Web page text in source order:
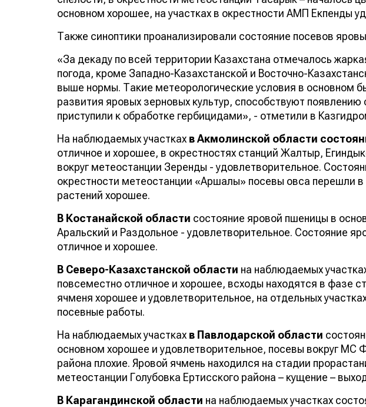
основном хорошее, на участках в окрестности АМП Екпенды
Также синоптики проанализировали состояние посевов
«За декаду по всей территории Казахстана отмечалось
погода, кроме Западно-Казахстанской и Восточно-
выше нормы. Такие метеорологические условия в основном
развития яровых зерновых культур, способствуют
приступили к обработке гербицидами», - отметили в
На наблюдаемых участках в Акмолинской области
отличное и хорошее, в окрестностях станций Жалтыр,
вокруг метеостанции Зеренды - удовлетворительное.
окрестности метеостанции «Аршалы» посевы овса перешли
растений хорошее.
В Костанайской области состояние яровой пшеницы в
Аральский и Раздольное - удовлетворительное. Состояние
отличное и хорошее.
В Северо-Казахстанской области на наблюдаемых
повсеместно отличное и хорошее, всходы находятся в фазе
ячменя хорошее и удовлетворительное, на отдельных
посевные работы.
На наблюдаемых участках в Павлодарской области
основном хорошее и удовлетворительное, посевы вокруг МС
района плохие. Яровой ячмень находился на стадии
метеостанции Голубовка Ертисского района – кущение –
В Карагандинской области на наблюдаемых участках